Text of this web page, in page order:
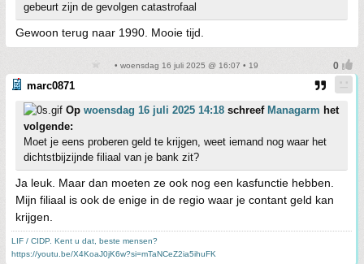
gebeurt zijn de gevolgen catastrofaal
Gewoon terug naar 1990. Mooie tijd.
• woensdag 16 juli 2025 @ 16:07 • 19
marc0871
Op woensdag 16 juli 2025 14:18 schreef Managarm het
volgende:
Moet je eens proberen geld te krijgen, weet iemand nog waar het
dichtstbijzijnde filiaal van je bank zit?
Ja leuk. Maar dan moeten ze ook nog een kasfunctie hebben.
Mijn filiaal is ook de enige in de regio waar je contant geld kan
krijgen.
LIF / CIDP. Kent u dat, beste mensen?
https://youtu.be/X4KoaJ0jK6w?si=mTaNCeZ2ia5ihuFK